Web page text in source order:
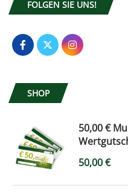
FOLGEN SIE UNS!
SHOP
50,00 €
50,00€